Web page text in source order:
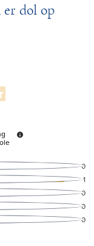
er dol op
0
1
0
0
0